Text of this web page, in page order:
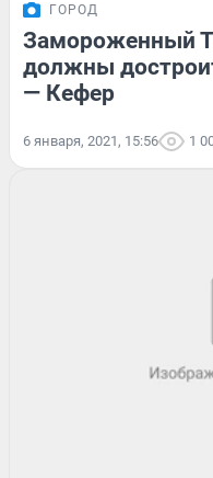
ГОРОД
Замороженный
должны
— Кефер
6 января, 2021, 15:56 1